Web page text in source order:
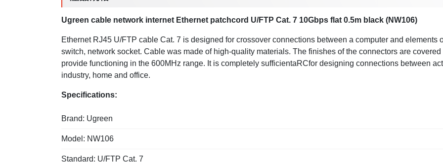
Ugreen cable network internet Ethernet patchcord U/FTP Cat. 7 10Gbps flat 0.5m black (NW106)
Ethernet RJ45 U/FTP cable Cat. 7 is designed for crossover connections between a computer and elements
switch, network socket. Cable was made of high-quality materials. The finishes of the connectors are
provide functioning in the 600MHz range. It is completely sufficientaRCfor designing connections between
industry, home and office.
Specifications:
Brand: Ugreen
Model: NW106
Standard: U/FTP Cat. 7